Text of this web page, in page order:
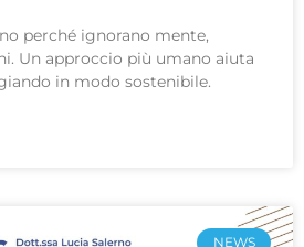
perché ignorano mente,
Un approccio più umano aiuta
in modo sostenibile.
NEWS